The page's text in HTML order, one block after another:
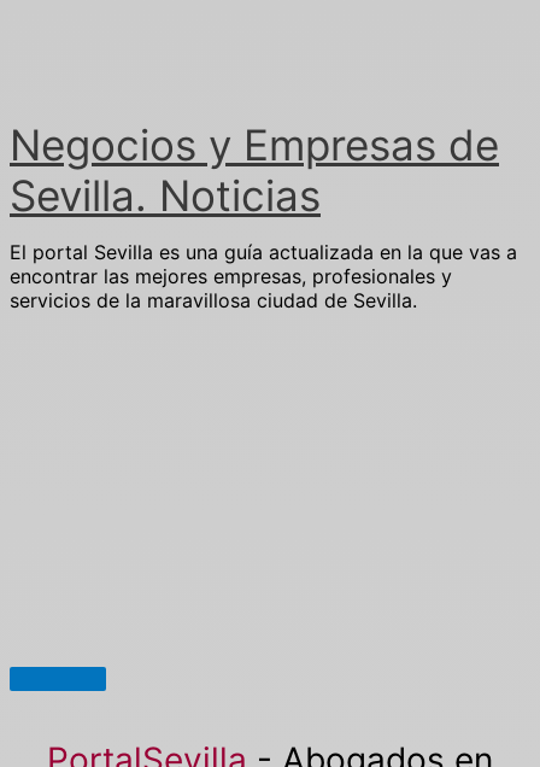
Negocios y Empresas de
Sevilla. Noticias
El portal Sevilla es una guía actualizada en la que vas a
encontrar las mejores empresas, profesionales y
servicios de la maravillosa ciudad de Sevilla.
Menú